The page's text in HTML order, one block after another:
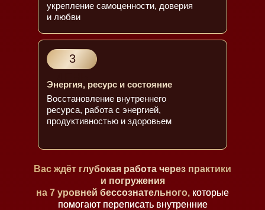
Вас ждёт глубокая работа через практики
и погружения
на 7 уровней бессознательного, которые
помогают переписать внутренние
укрепление самоценности, доверия
и любви
3
Энергия, ресурс и состояние
Восстановление внутреннего
ресурса, работа с энергией,
продуктивностью и здоровьем